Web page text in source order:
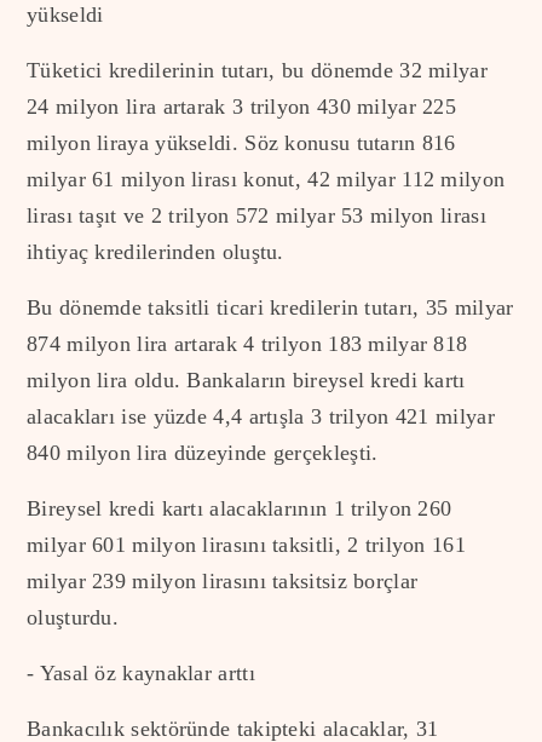
yükseldi
Tüketici kredilerinin tutarı, bu dönemde 32 milyar
24 milyon lira artarak 3 trilyon 430 milyar 225
milyon liraya yükseldi. Söz konusu tutarın 816
milyar 61 milyon lirası konut, 42 milyar 112 milyon
lirası taşıt ve 2 trilyon 572 milyar 53 milyon lirası
ihtiyaç kredilerinden oluştu.
Bu dönemde taksitli ticari kredilerin tutarı, 35 milyar
874 milyon lira artarak 4 trilyon 183 milyar 818
milyon lira oldu. Bankaların bireysel kredi kartı
alacakları ise yüzde 4,4 artışla 3 trilyon 421 milyar
840 milyon lira düzeyinde gerçekleşti.
Bireysel kredi kartı alacaklarının 1 trilyon 260
milyar 601 milyon lirasını taksitli, 2 trilyon 161
milyar 239 milyon lirasını taksitsiz borçlar
oluşturdu.
- Yasal öz kaynaklar arttı
Bankacılık sektöründe takipteki alacaklar, 31